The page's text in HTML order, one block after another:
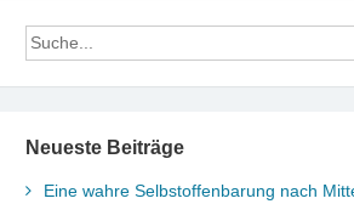
Neueste Beiträge
Eine wahre Selbstoffenbarung nach